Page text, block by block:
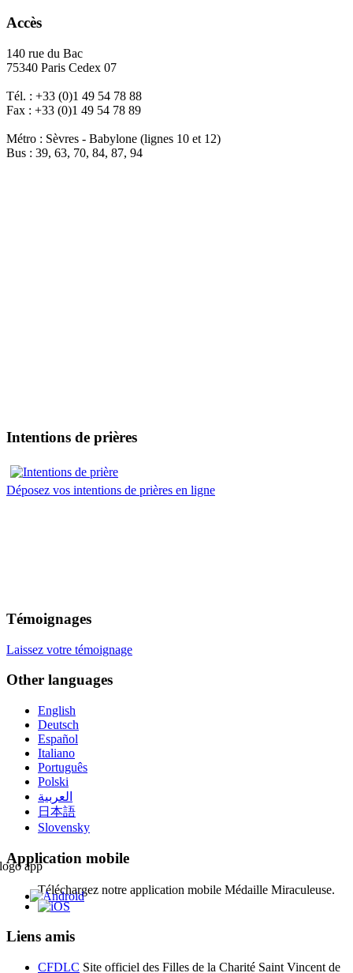
Accès
140 rue du Bac
75340 Paris Cedex 07
Tél. : +33 (0)1 49 54 78 88
Fax : +33 (0)1 49 54 78 89
Métro : Sèvres - Babylone (lignes 10 et 12)
Bus : 39, 63, 70, 84, 87, 94
Intentions de prières
Déposez vos intentions de prières en ligne
Témoignages
Laissez votre témoignage
Other languages
English
Deutsch
Español
Italiano
Português
Polski
العربية
日本語
Slovensky
Application mobile
Téléchargez notre application mobile Médaille Miraculeuse.
Liens amis
CFDLC Site officiel des Filles de la Charité Saint Vincent de